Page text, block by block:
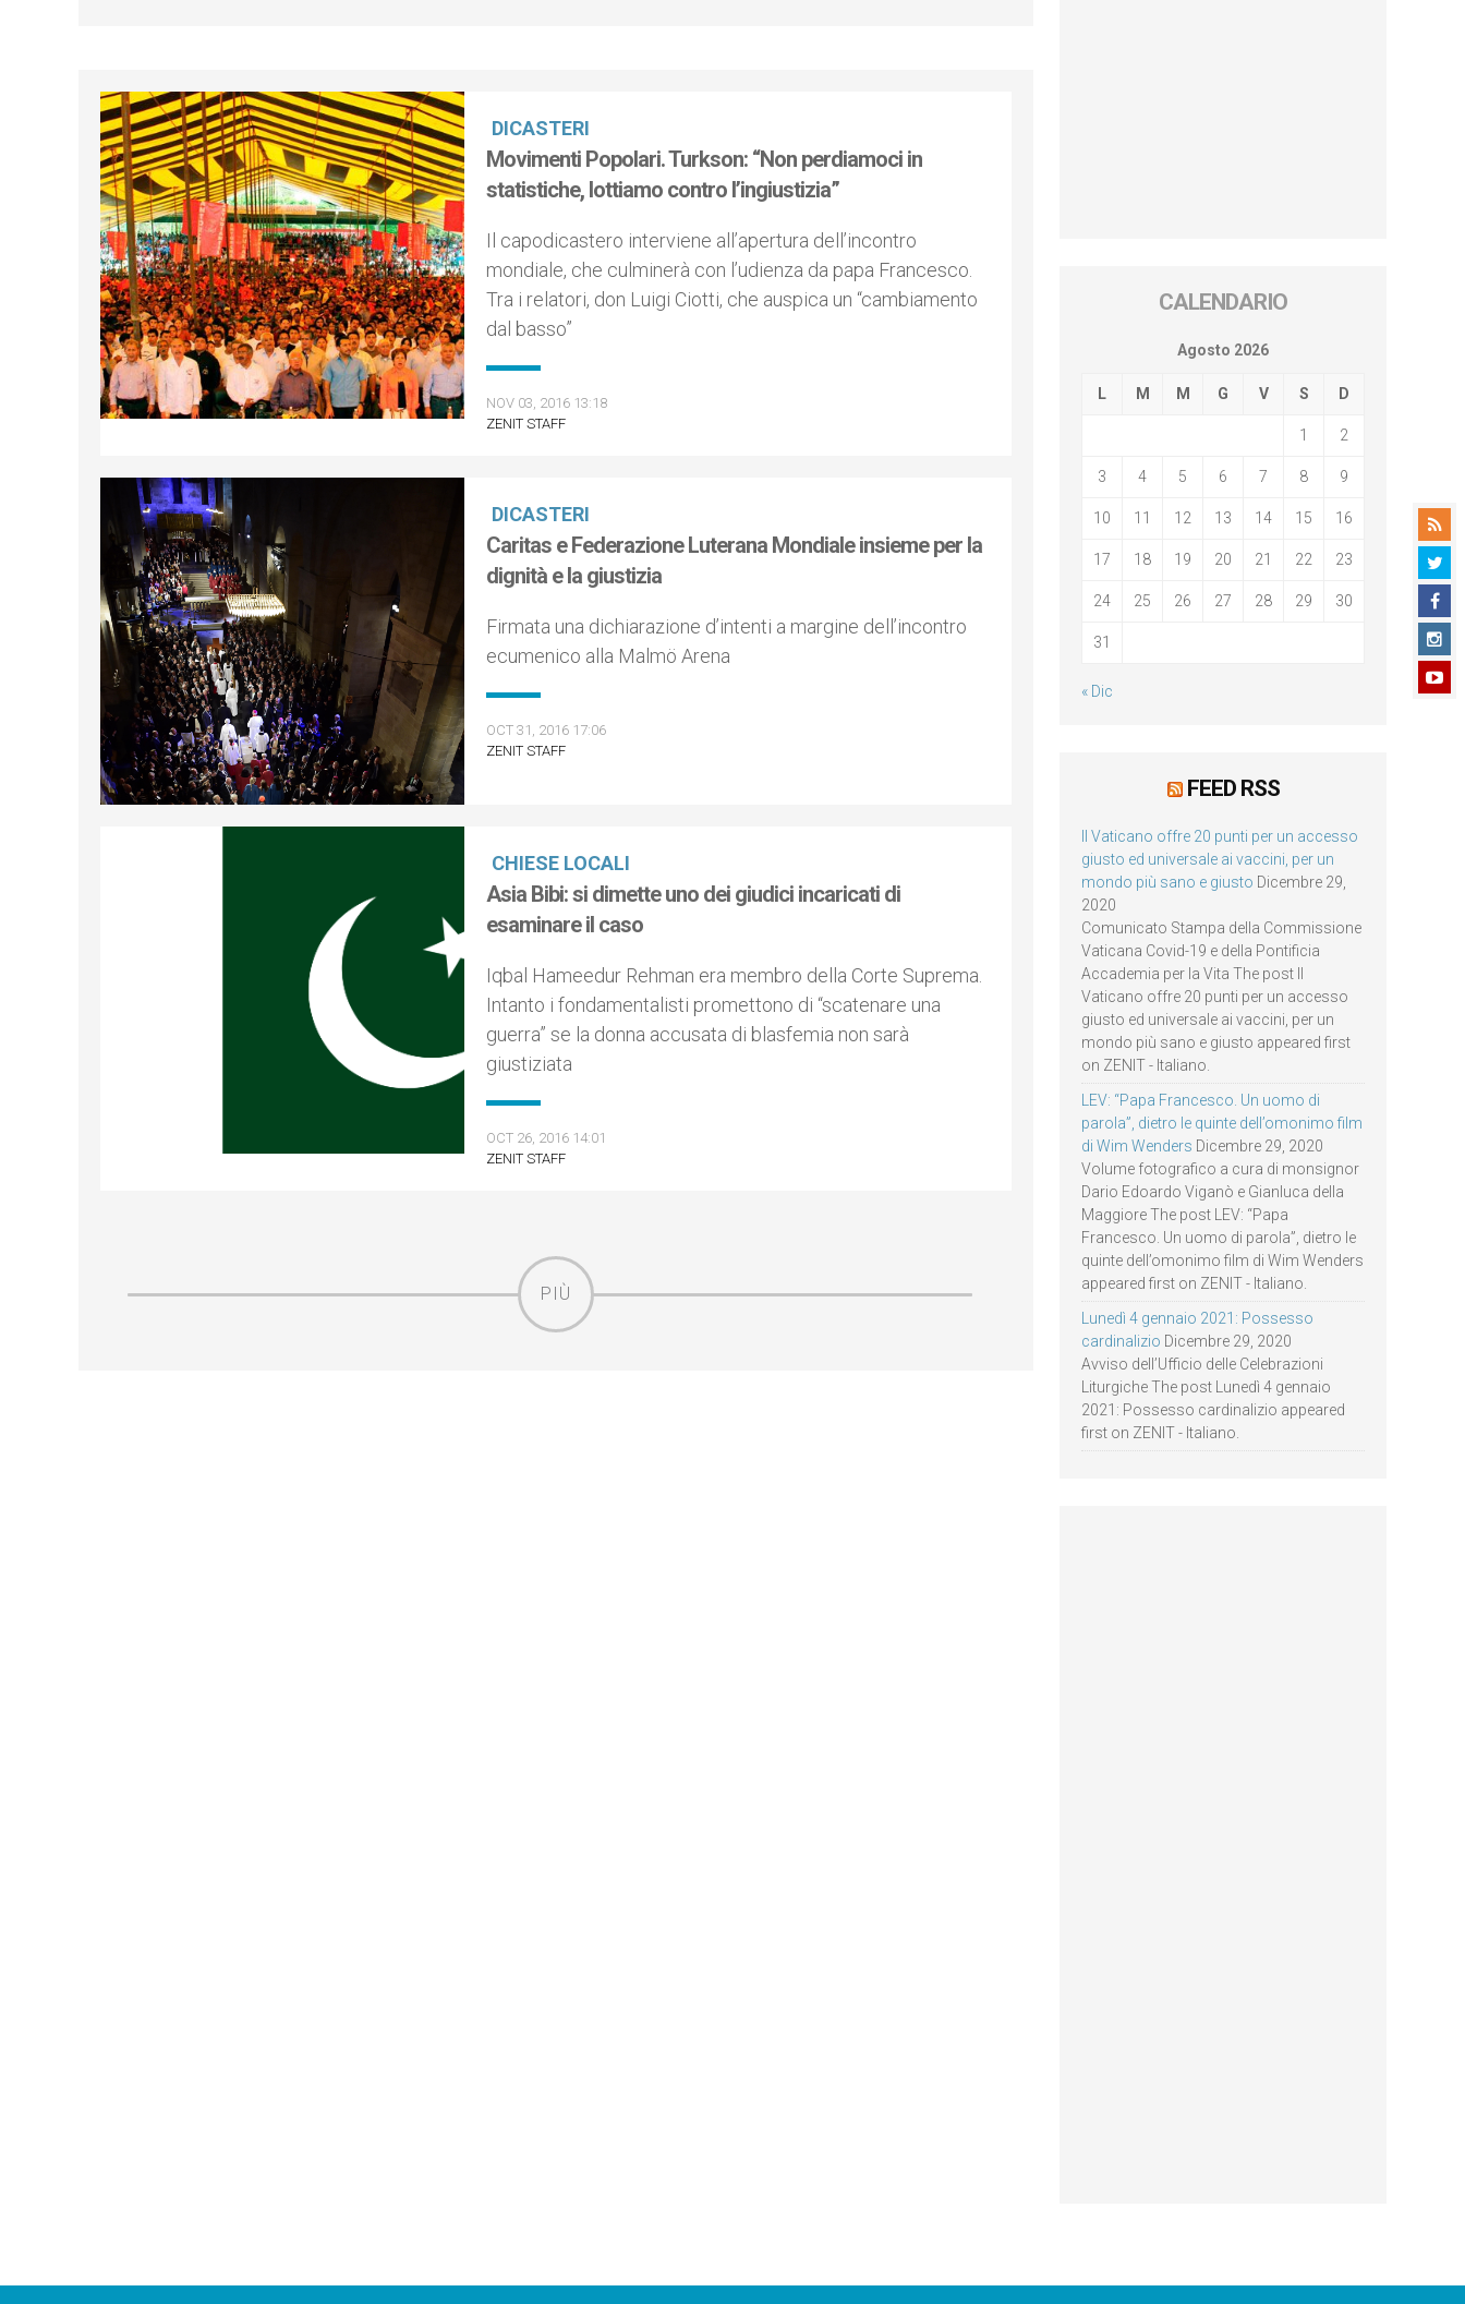
DICASTERI
Movimenti Popolari. Turkson: “Non perdiamoci in
statistiche, lottiamo contro l’ingiustizia”
Il capodicastero interviene all’apertura dell’incontro
mondiale, che culminerà con l’udienza da papa Francesco.
Tra i relatori, don Luigi Ciotti, che auspica un “cambiamento
dal basso”
NOV 03, 2016 13:18
ZENIT STAFF
DICASTERI
Caritas e Federazione Luterana Mondiale insieme per la
dignità e la giustizia
Firmata una dichiarazione d’intenti a margine dell’incontro
ecumenico alla Malmö Arena
OCT 31, 2016 17:06
ZENIT STAFF
CHIESE LOCALI
Asia Bibi: si dimette uno dei giudici incaricati di
esaminare il caso
Iqbal Hameedur Rehman era membro della Corte Suprema.
Intanto i fondamentalisti promettono di “scatenare una
guerra” se la donna accusata di blasfemia non sarà
giustiziata
OCT 26, 2016 14:01
ZENIT STAFF
PIÙ
CALENDARIO
Agosto 2026
L M M G V S D
1 2
3 4 5 6 7 8 9
10 11 12 13 14 15 16
17 18 19 20 21 22 23
24 25 26 27 28 29 30
31
« Dic
FEED RSS
Il Vaticano offre 20 punti per un accesso
giusto ed universale ai vaccini, per un
mondo più sano e giusto Dicembre 29,
2020
Comunicato Stampa della Commissione
Vaticana Covid-19 e della Pontificia
Accademia per la Vita The post Il
Vaticano offre 20 punti per un accesso
giusto ed universale ai vaccini, per un
mondo più sano e giusto appeared first
on ZENIT - Italiano.
LEV: “Papa Francesco. Un uomo di
parola”, dietro le quinte dell’omonimo film
di Wim Wenders Dicembre 29, 2020
Volume fotografico a cura di monsignor
Dario Edoardo Viganò e Gianluca della
Maggiore The post LEV: “Papa
Francesco. Un uomo di parola”, dietro le
quinte dell’omonimo film di Wim Wenders
appeared first on ZENIT - Italiano.
Lunedì 4 gennaio 2021: Possesso
cardinalizio Dicembre 29, 2020
Avviso dell’Ufficio delle Celebrazioni
Liturgiche The post Lunedì 4 gennaio
2021: Possesso cardinalizio appeared
first on ZENIT - Italiano.